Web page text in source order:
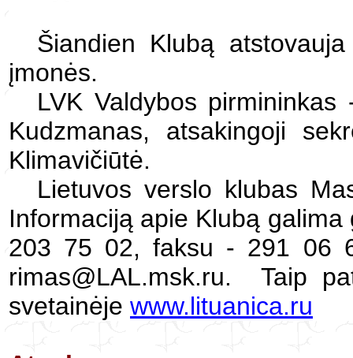
Šiandien Klubą
įmonės.
LVK Valdybos
Kudzmanas, atsakingoji
Klimavičiūtė.
Lietuvos verslo klubas
Informaciją apie Klubą
203 75 02, faksu - 291 06
rimas@LAL.msk.ru. Taip
svetainėje www.lituanica.ru